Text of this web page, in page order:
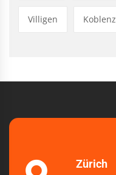
Villigen Koblenz
Zürich